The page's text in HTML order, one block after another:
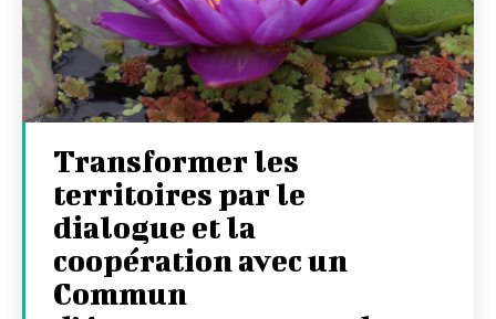
Transformer les
territoires par le
dialogue et la
coopération avec un
Commun